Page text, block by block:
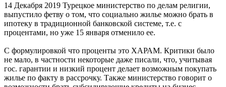
14 Декабря 2019 Турецкое министерство по делам религии,
выпустило фетву о том, что социально жилье можно брать в
ипотеку в традиционной банковской системе, т.е. с
процентами, но уже 15 января отменило ее.
С формулировкой что проценты это ХАРАМ. Критики было
не мало, в частности некоторые даже писали, что, учитывая
гос. гарантии и низкий процент делает возможным покупать
жилье по факту в рассрочку. Также министерство говорит о